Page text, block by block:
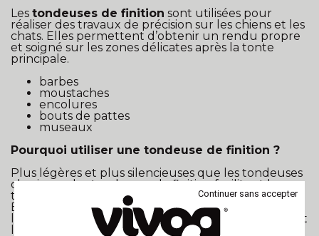
Les tondeuses de finition sont utilisées pour
réaliser des travaux de précision sur les chiens et les
chats. Elles permettent d’obtenir un rendu propre
et soigné sur les zones délicates après la tonte
principale.
barbes
moustaches
encolures
bouts de pattes
museaux
Pourquoi utiliser une tondeuse de finition ?
Plus légères et plus silencieuses que les tondeuses
classiques, les tondeuses de finition facilitent le
travail dans les zones sensibles ou difficiles d’accès.
Elles offrent une grande précision tout en limitant
le stress de l’animal grâce à leurs faibles vibrations et
leur fonctionnement discret.
Continuer sans accepter